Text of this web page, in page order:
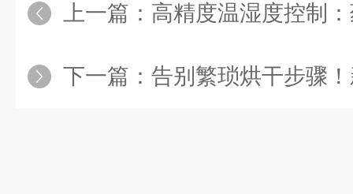
上一篇： 高精度温湿度控制：药品稳定
下一篇： 告别繁琐烘干步骤！新型土壤